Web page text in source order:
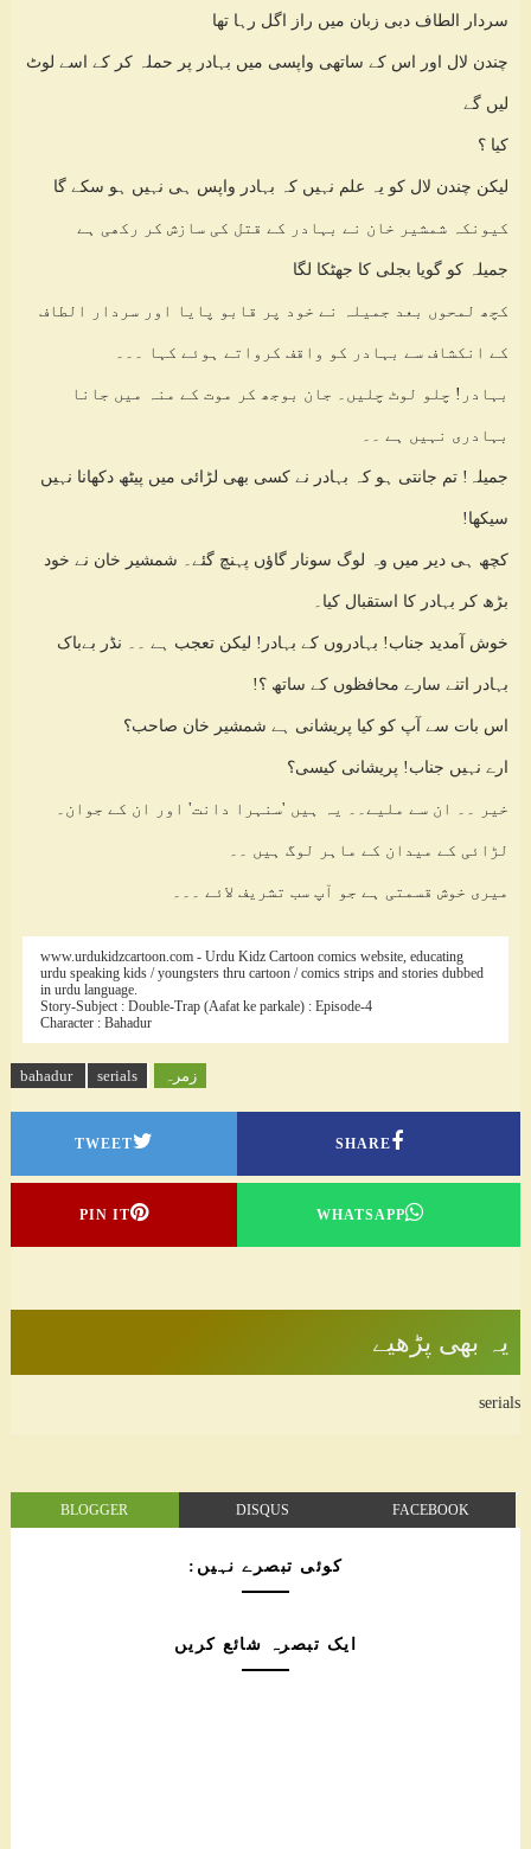
سردار الطاف دبی زبان میں راز اگل رہا تھا
چندن لال اور اس کے ساتھی واپسی میں بہادر پر حملہ کر کے اسے لوٹ
لیں گے
کیا ؟
لیکن چندن لال کو یہ علم نہیں کہ بہادر واپس ہی نہیں ہو سکے گا
کیونکہ شمشیر خان نے بہادر کے قتل کی سازش کر رکھی ہے
جمیلہ کو گویا بجلی کا جھٹکا لگا
کچھ لمحوں بعد جمیلہ نے خود پر قابو پایا اور سردار الطاف
کے انکشاف سے بہادر کو واقف کرواتے ہوئے کہا ۔۔۔
بہادر! چلو لوٹ چلیں۔ جان بوجھ کر موت کے منہ میں جانا
بہادری نہیں ہے ۔۔
جمیلہ! تم جانتی ہو کہ بہادر نے کسی بھی لڑائی میں پیٹھ دکھانا نہیں
سیکھا!
کچھ ہی دیر میں وہ لوگ سونار گاؤں پہنچ گئے۔ شمشیر خان نے خود
بڑھ کر بہادر کا استقبال کیا۔
خوش آمدید جناب! بہادروں کے بہادر! لیکن تعجب ہے ۔۔ نڈر بےباک
بہادر اتنے سارے محافظوں کے ساتھ ؟!
اس بات سے آپ کو کیا پریشانی ہے شمشیر خان صاحب؟
ارے نہیں جناب! پریشانی کیسی؟
خیر ۔۔ ان سے ملیے۔۔ یہ ہیں 'سنہرا دانت' اور ان کے جوان۔
لڑائی کے میدان کے ماہر لوگ ہیں ۔۔
میری خوش قسمتی ہے جو آپ سب تشریف لائے ۔۔۔
www.urdukidzcartoon.com - Urdu Kidz Cartoon comics website, educating
urdu speaking kids / youngsters thru cartoon / comics strips and stories dubbed
in urdu language.
Story-Subject : Double-Trap (Aafat ke parkale) : Episode-4
Character : Bahadur
زمرہ bahadur serials
TWEET SHARE
PIN IT WHATSAPP
یہ بھی پڑھیے
serials
BLOGGER DISQUS FACEBOOK
کوئی تبصرے نہیں:
ایک تبصرہ شائع کریں